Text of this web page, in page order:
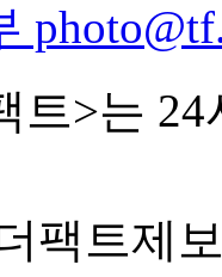
트>는
팩트제